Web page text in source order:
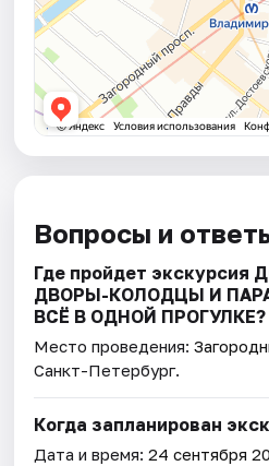
Вопросы и
Где пройдет
ДВОРЫ-КОЛОДЦЫ И
ВСЁ В ОДНОЙ ПРОГУЛКЕ?
Место проведения:
Санкт-Петербург.
Когда запланирован
Дата и время:24 сентября